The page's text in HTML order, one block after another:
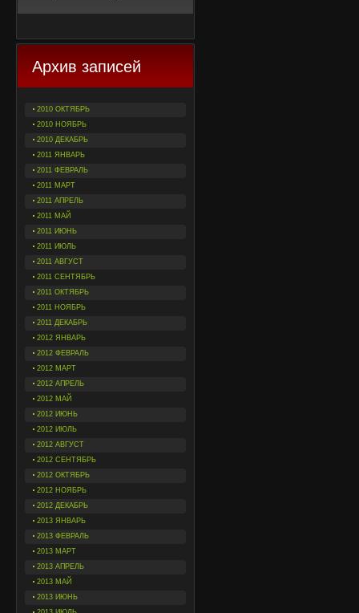
Архив записей
2010 ОКТЯБРЬ
2010 НОЯБРЬ
2010 ДЕКАБРЬ
2011 ЯНВАРЬ
2011 ФЕВРАЛЬ
2011 МАРТ
2011 АПРЕЛЬ
2011 МАЙ
2011 ИЮНЬ
2011 ИЮЛЬ
2011 АВГУСТ
2011 СЕНТЯБРЬ
2011 ОКТЯБРЬ
2011 НОЯБРЬ
2011 ДЕКАБРЬ
2012 ЯНВАРЬ
2012 ФЕВРАЛЬ
2012 МАРТ
2012 АПРЕЛЬ
2012 МАЙ
2012 ИЮНЬ
2012 ИЮЛЬ
2012 АВГУСТ
2012 СЕНТЯБРЬ
2012 ОКТЯБРЬ
2012 НОЯБРЬ
2012 ДЕКАБРЬ
2013 ЯНВАРЬ
2013 ФЕВРАЛЬ
2013 МАРТ
2013 АПРЕЛЬ
2013 МАЙ
2013 ИЮНЬ